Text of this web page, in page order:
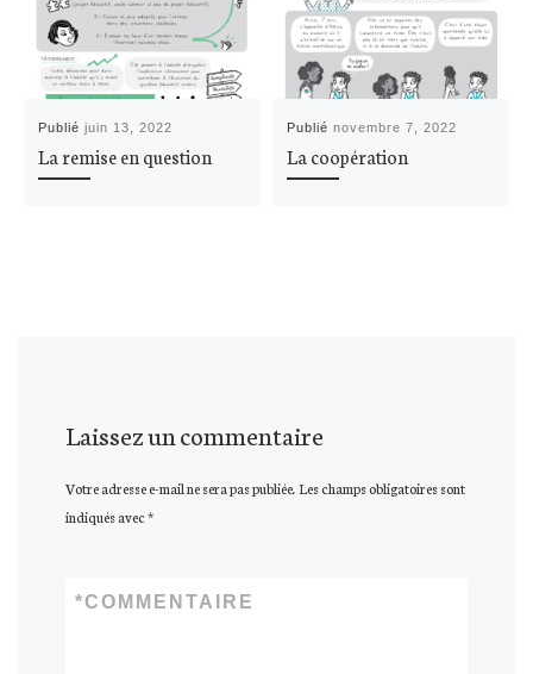
Publiéjuin 13, 2022
La remise en question
Publiénovembre 7, 2022
La coopération
Laissez un commentaire
Votre adresse e-mail ne sera pas publiée.Les champs obligatoires sont
indiqués avec*
COMMENTAIRE
*